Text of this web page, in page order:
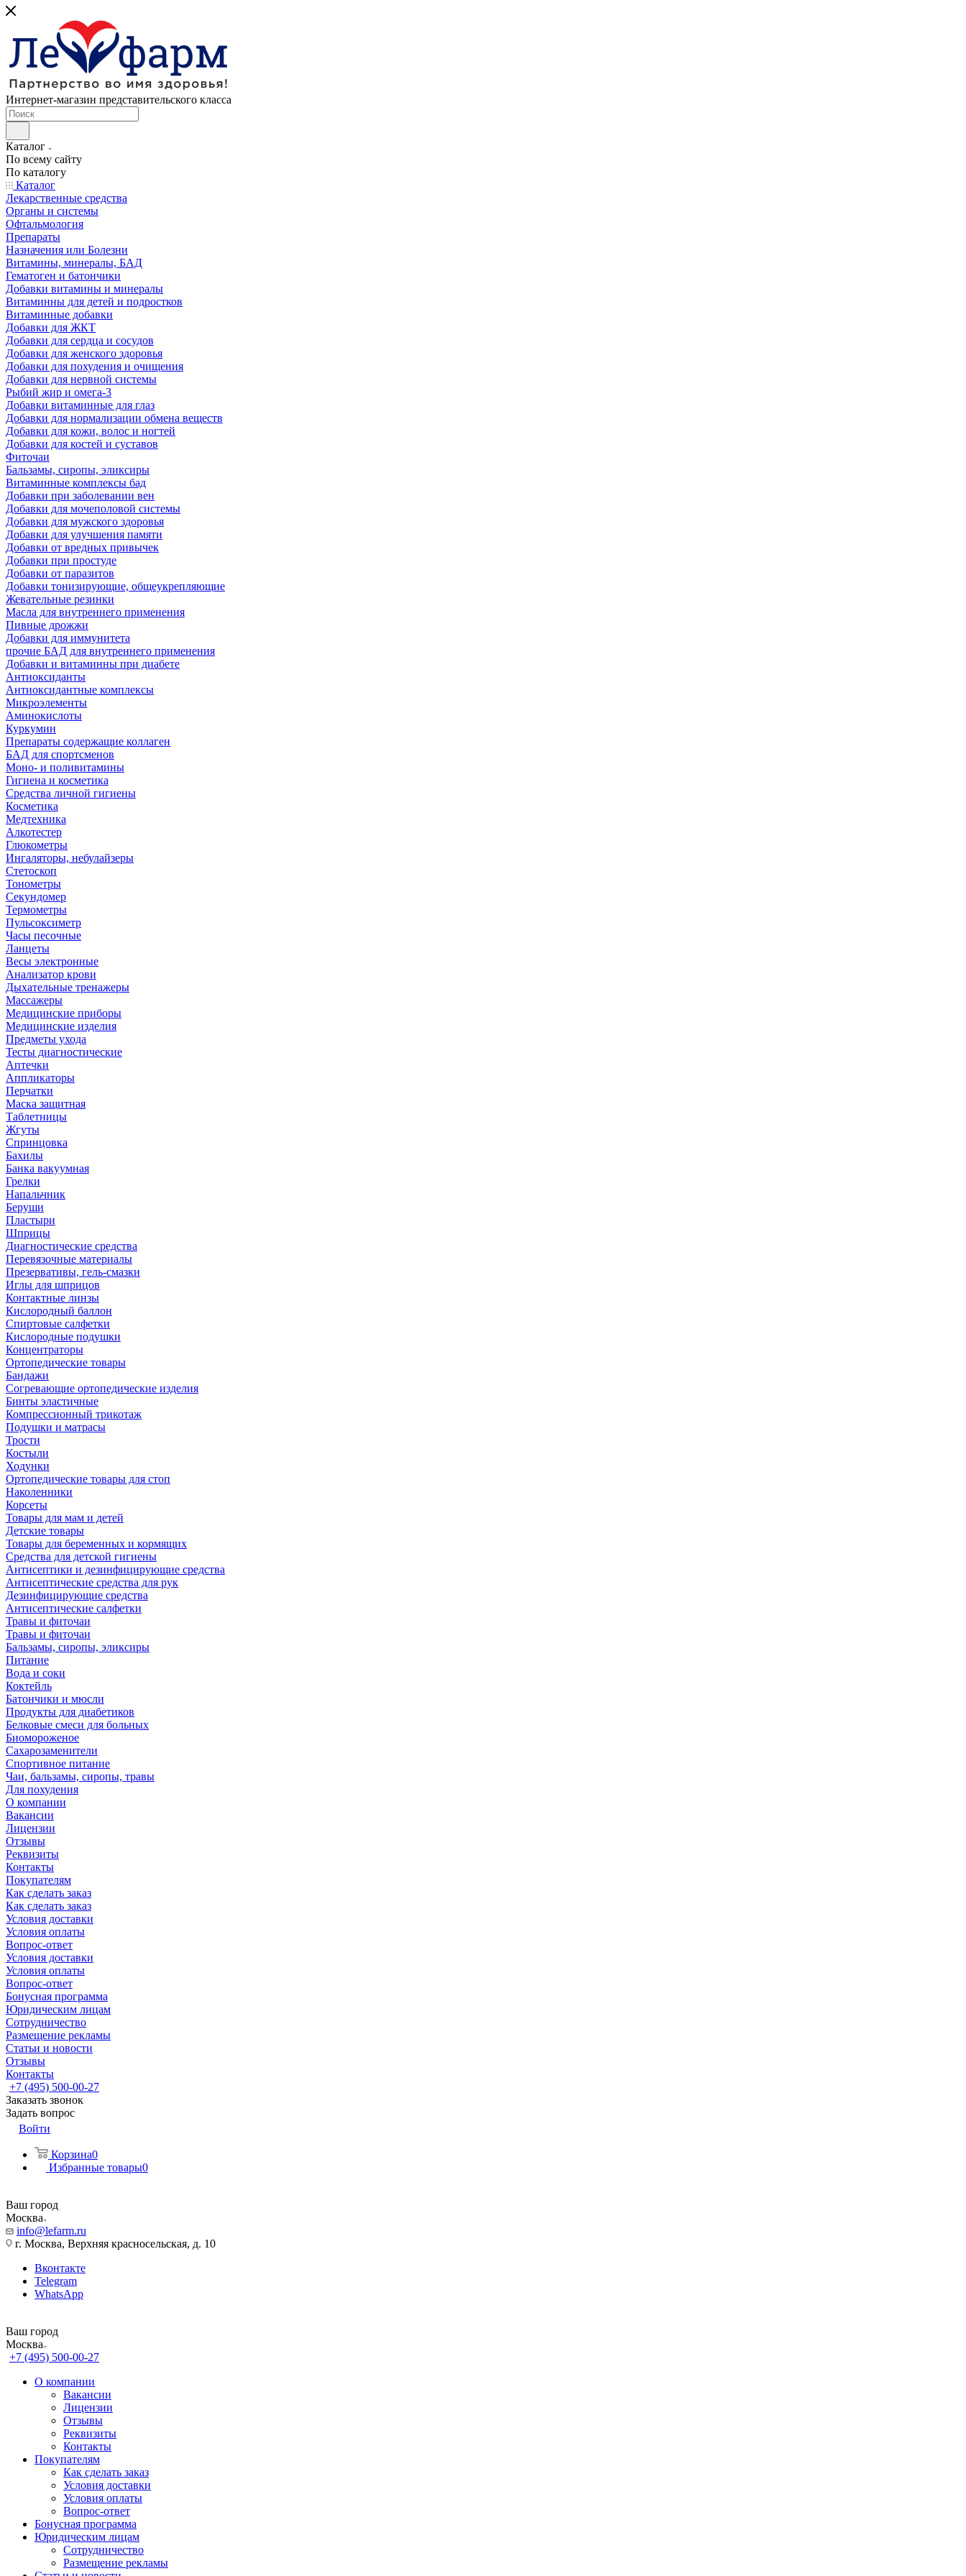
Интернет-магазин представительского класса
Каталог
По всему сайту
По каталогу
Каталог
Лекарственные средства
Органы и системы
Офтальмология
Препараты
Назначения или Болезни
Витамины, минералы, БАД
Гематоген и батончики
Добавки витамины и минералы
Витаминны для детей и подростков
Витаминные добавки
Добавки для ЖКТ
Добавки для сердца и сосудов
Добавки для женского здоровья
Добавки для похудения и очищения
Добавки для нервной системы
Рыбий жир и омега-3
Добавки витаминные для глаз
Добавки для нормализации обмена веществ
Добавки для кожи, волос и ногтей
Добавки для костей и суставов
Фиточаи
Бальзамы, сиропы, эликсиры
Витаминные комплексы бад
Добавки при заболевании вен
Добавки для мочеполовой системы
Добавки для мужского здоровья
Добавки для улучшения памяти
Добавки от вредных привычек
Добавки при простуде
Добавки от паразитов
Добавки тонизирующие, общеукрепляющие
Жевательные резинки
Масла для внутреннего применения
Пивные дрожжи
Добавки для иммунитета
прочие БАД для внутреннего применения
Добавки и витаминны при диабете
Антиоксиданты
Антиоксидантные комплексы
Микроэлементы
Аминокислоты
Куркумин
Препараты содержащие коллаген
БАД для спортсменов
Моно- и поливитамины
Гигиена и косметика
Средства личной гигиены
Косметика
Медтехника
Алкотестер
Глюкометры
Ингаляторы, небулайзеры
Стетоскоп
Тонометры
Секундомер
Термометры
Пульсоксиметр
Часы песочные
Ланцеты
Весы электронные
Анализатор крови
Дыхательные тренажеры
Массажеры
Медицинские приборы
Медицинские изделия
Предметы ухода
Тесты диагностические
Аптечки
Аппликаторы
Перчатки
Маска защитная
Таблетницы
Жгуты
Спринцовка
Бахилы
Банка вакуумная
Грелки
Напальчник
Беруши
Пластыри
Шприцы
Диагностические средства
Перевязочные материалы
Презервативы, гель-смазки
Иглы для шприцов
Контактные линзы
Кислородный баллон
Спиртовые салфетки
Кислородные подушки
Концентраторы
Ортопедические товары
Бандажи
Согревающие ортопедические изделия
Бинты эластичные
Компрессионный трикотаж
Подушки и матрасы
Трости
Костыли
Ходунки
Ортопедические товары для стоп
Наколенники
Корсеты
Товары для мам и детей
Детские товары
Товары для беременных и кормящих
Средства для детской гигиены
Антисептики и дезинфицирующие средства
Антисептические средства для рук
Дезинфицирующие средства
Антисептические салфетки
Травы и фиточаи
Травы и фиточаи
Бальзамы, сиропы, эликсиры
Питание
Вода и соки
Коктейль
Батончики и мюсли
Продукты для диабетиков
Белковые смеси для больных
Биомороженое
Сахарозаменители
Спортивное питание
Чаи, бальзамы, сиропы, травы
Для похудения
О компании
Вакансии
Лицензии
Отзывы
Реквизиты
Контакты
Покупателям
Как сделать заказ
Как сделать заказ
Условия доставки
Условия оплаты
Вопрос-ответ
Условия доставки
Условия оплаты
Вопрос-ответ
Бонусная программа
Юридическим лицам
Сотрудничество
Размещение рекламы
Статьи и новости
Отзывы
Контакты
+7 (495) 500-00-27
Заказать звонок
Задать вопрос
Войти
Корзина0
Избранные товары0
Ваш город
Москва
info@lefarm.ru
г. Москва, Верхняя красносельская, д. 10
Вконтакте
Telegram
WhatsApp
Ваш город
Москва
+7 (495) 500-00-27
О компании
Вакансии
Лицензии
Отзывы
Реквизиты
Контакты
Покупателям
Как сделать заказ
Условия доставки
Условия оплаты
Вопрос-ответ
Бонусная программа
Юридическим лицам
Сотрудничество
Размещение рекламы